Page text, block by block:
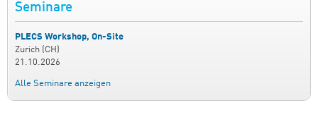
Seminare
PLECS Workshop, On-Site
Zurich (CH)
21.10.2026
Alle Seminare anzeigen